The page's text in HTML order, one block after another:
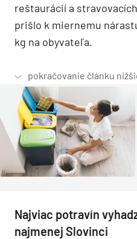
reštaurácií a
prišlo k miernemu
kg na obyvateľa.
Najviac potravín
najmenej Slovinci